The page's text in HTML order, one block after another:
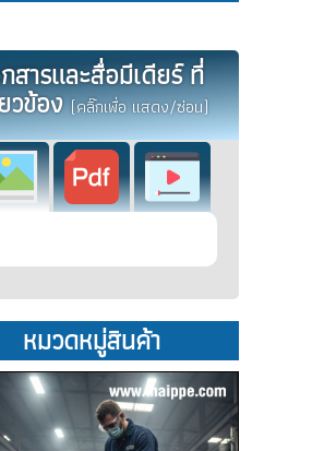
สารและสื่อมีเดียร์ ที่
วข้อง(คลิ๊กเพื่อ แสดง/ซ่อน)
หมวดหมู่สินค้า